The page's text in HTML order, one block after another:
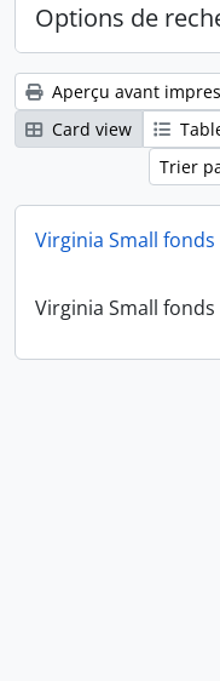
Options de
Aperçu avant
Card view
Trier
Virginia Small fonds
Virginia Small fonds